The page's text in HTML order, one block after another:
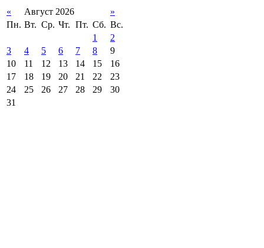
« Август 2026
»
Пн. Вт. Ср. Чт. Пт. Сб. Вс.
1
2
3
4 5 6 7 8
9
10
11 12 13 14 15
16
17
18 19 20 21 22
23
24
25 26 27 28 29
30
31